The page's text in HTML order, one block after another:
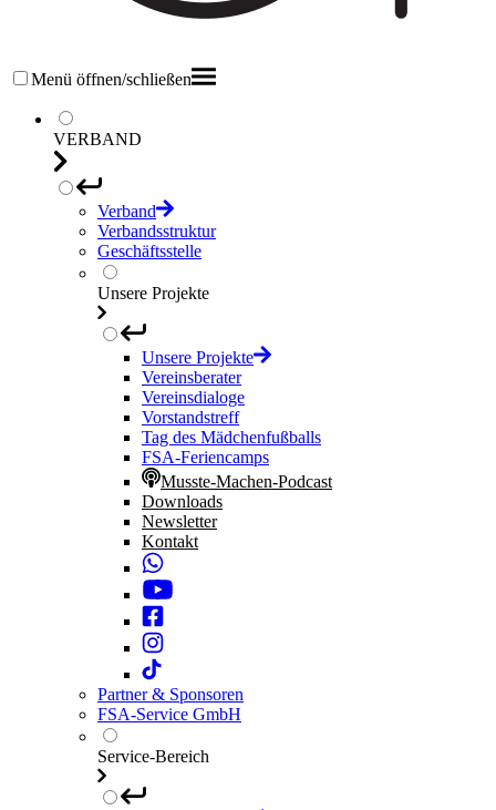
Menü öffnen/schließen
VERBAND
Verband
Verbandsstruktur
Geschäftsstelle
Unsere Projekte
Unsere Projekte
Vereinsberater
Vereinsdialoge
Vorstandstreff
Tag des Mädchenfußballs
FSA-Feriencamps
Musste-Machen-Podcast
Downloads
Newsletter
Kontakt
Partner & Sponsoren
FSA-Service GmbH
Service-Bereich